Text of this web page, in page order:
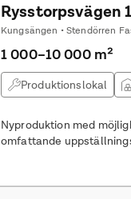
Rysstorpsvägen
Kungsängen • Stendörren
1 000–10 000 m²
Produktionslokal
Nyproduktion med
omfattande